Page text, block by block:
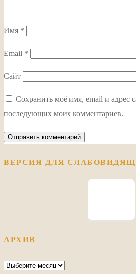
Имя *
Email *
Сайт
Сохранить моё имя, email и адрес
последующих моих комментариев.
ВЕРСИЯ ДЛЯ
АРХИВ
Архив